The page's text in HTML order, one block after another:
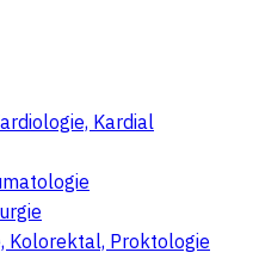
Kardial
Kolorektal, Proktologie